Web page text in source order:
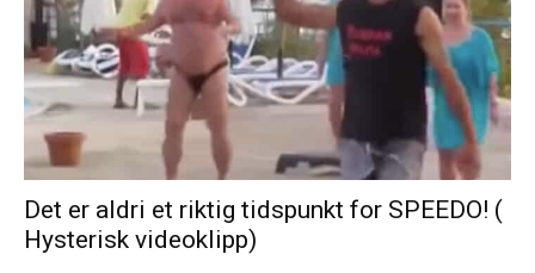
Det er aldri et riktig tidspunkt for SPEEDO! (
Hysterisk videoklipp)